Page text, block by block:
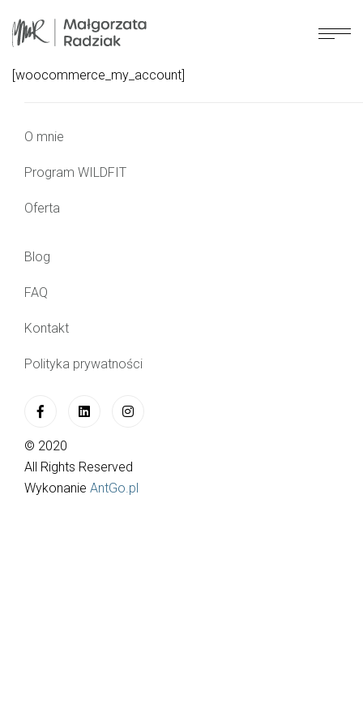
[woocommerce_my_account]
O mnie
Program WILDFIT
Oferta
Blog
FAQ
Kontakt
Polityka prywatności
© 2020
All Rights Reserved
Wykonanie AntGo.pl